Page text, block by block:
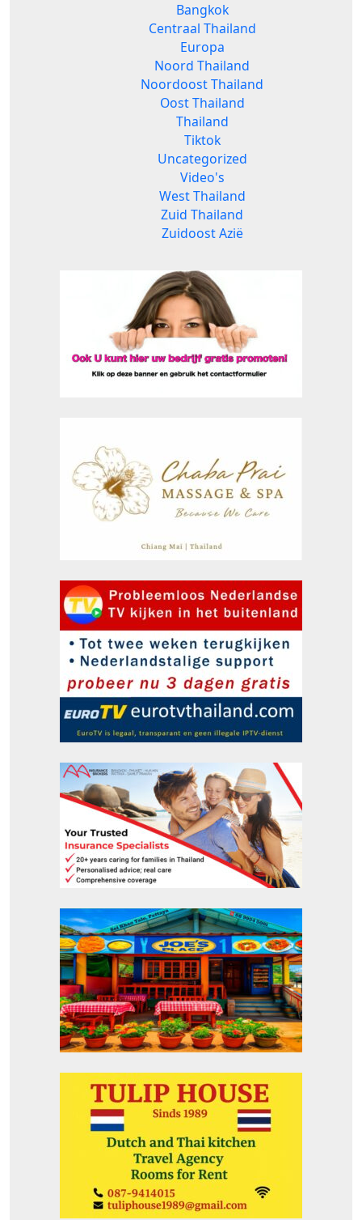
Bangkok
Centraal Thailand
Europa
Noord Thailand
Noordoost Thailand
Oost Thailand
Thailand
Tiktok
Uncategorized
Video's
West Thailand
Zuid Thailand
Zuidoost Azië